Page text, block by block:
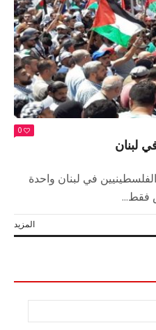
0
في لبنان واحدة
المزيد